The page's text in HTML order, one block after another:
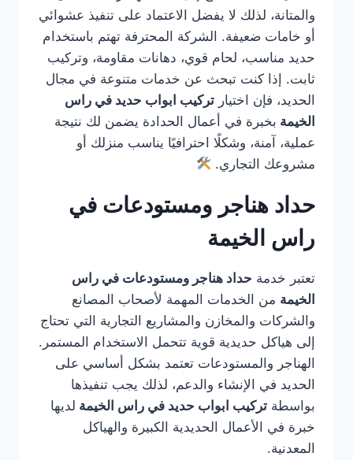
والمتانة، لذلك لا يفضل الاعتماد على تنفيذ عشوائي
أو خامات ضعيفة. الشركة المحترفة تهتم باستخدام
حديد مناسب، لحام قوي، دهانات مقاومة، وتركيب
ثابت. إذا كنت تبحث عن خدمات متنوعة في مجال
الحديد، فإن اختيار تركيب ابواب حديد في راس
الخيمة بخبرة في أعمال الحدادة يضمن لك نتيجة
عملية، آمنة، وشكلًا احترافيًا يناسب منزلك أو
مشروعك التجاري.
حداد هناجر ومستودعات في
راس الخيمة
تعتبر خدمة حداد هناجر ومستودعات في راس
الخيمة من الخدمات المهمة لأصحاب المصانع
والشركات والمخازن والمشاريع التجارية التي تحتاج
إلى هياكل حديدية قوية تتحمل الاستخدام المستمر.
الهناجر والمستودعات تعتمد بشكل أساسي على
الحديد في الإنشاء والدعم، لذلك يجب تنفيذها
بواسطة تركيب ابواب حديد في راس الخيمة لديها
خبرة في الأعمال الحديدية الكبيرة والهياكل
المعدنية.